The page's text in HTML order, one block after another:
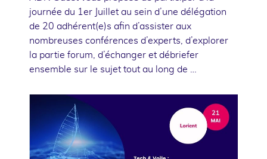
journée du 1er Juillet au sein d’une délégation
de 20 adhérent(e)s afin d’assister aux
nombreuses conférences d’experts, d’explorer
la partie forum, d’échanger et débriefer
ensemble sur le sujet tout au long de …